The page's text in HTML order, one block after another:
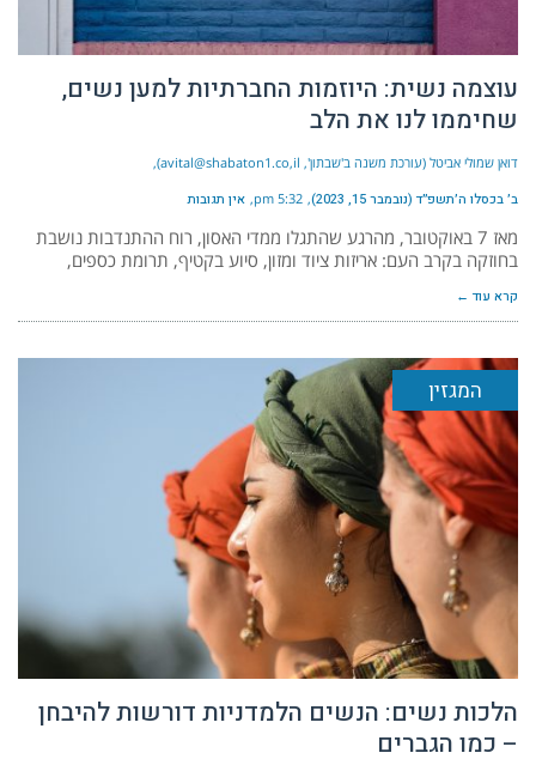
עוצמה נשית: היוזמות החברתיות למען נשים,
שחיממו לנו את הלב
דואן שמולי אביטל (עורכת משנה ב'שבתון', avital@shabaton1.co,il)
ב׳ בכסלו ה׳תשפ״ד (נובמבר 15, 2023) 5:32 pm אין תגובות
מאז 7 באוקטובר, מהרגע שהתגלו ממדי האסון, רוח ההתנדבות נושבת
בחוזקה בקרב העם: אריזות ציוד ומזון, סיוע בקטיף, תרומת כספים,
קרא עוד ←
המגזין
הלכות נשים: הנשים הלמדניות דורשות להיבחן
– כמו הגברים